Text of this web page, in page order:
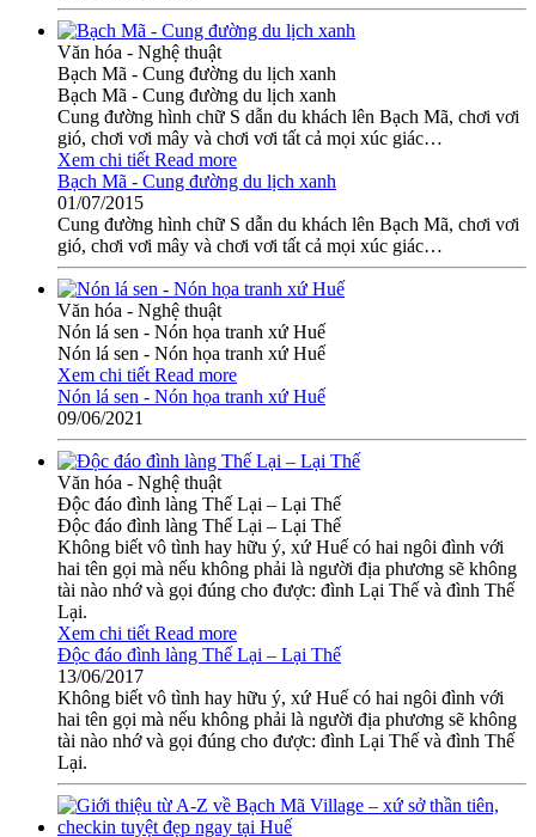
Văn hóa - Nghệ thuật
Bạch Mã - Cung đường du lịch xanh
Bạch Mã - Cung đường du lịch xanh
Cung đường hình chữ S dẫn du khách lên Bạch Mã, chơi vơi
gió, chơi vơi mây và chơi vơi tất cả mọi xúc giác…
Xem chi tiết Read more
Bạch Mã - Cung đường du lịch xanh
01/07/2015
Cung đường hình chữ S dẫn du khách lên Bạch Mã, chơi vơi
gió, chơi vơi mây và chơi vơi tất cả mọi xúc giác…
Văn hóa - Nghệ thuật
Nón lá sen - Nón họa tranh xứ Huế
Nón lá sen - Nón họa tranh xứ Huế
Xem chi tiết Read more
Nón lá sen - Nón họa tranh xứ Huế
09/06/2021
Văn hóa - Nghệ thuật
Độc đáo đình làng Thế Lại – Lại Thế
Độc đáo đình làng Thế Lại – Lại Thế
Không biết vô tình hay hữu ý, xứ Huế có hai ngôi đình với
hai tên gọi mà nếu không phải là người địa phương sẽ không
tài nào nhớ và gọi đúng cho được: đình Lại Thế và đình Thế
Lại.
Xem chi tiết Read more
Độc đáo đình làng Thế Lại – Lại Thế
13/06/2017
Không biết vô tình hay hữu ý, xứ Huế có hai ngôi đình với
hai tên gọi mà nếu không phải là người địa phương sẽ không
tài nào nhớ và gọi đúng cho được: đình Lại Thế và đình Thế
Lại.